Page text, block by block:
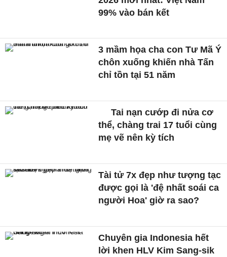
99% vào bán kết
3 mầm họa cha con Tư Mã Ý
chôn xuống khiến nhà Tấn
chỉ tồn tại 51 năm
Tai nạn cướp đi nửa cơ
thể, chàng trai 17 tuổi cùng
mẹ vẽ nên kỳ tích
Tài tử 7x đẹp như tượng tạc
được gọi là 'đệ nhất soái ca
người Hoa' giờ ra sao?
Chuyên gia Indonesia hết
lời khen HLV Kim Sang-sik